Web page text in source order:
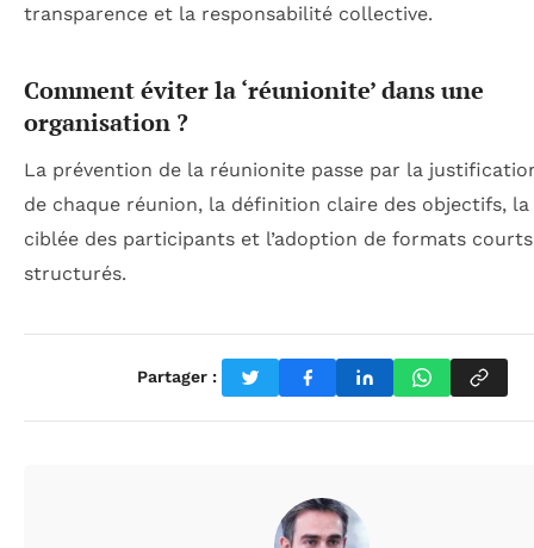
transparence et la responsabilité collective.
Comment éviter la ‘réunionite’ dans une
organisation ?
La prévention de la réunionite passe par la
de chaque réunion, la définition claire des objectifs,
ciblée des participants et l’adoption de formats
structurés.
Partager :